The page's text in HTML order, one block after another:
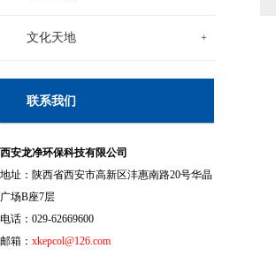
文化天地 +
联系我们
西安龙净环保科技有限公司
地址：陕西省西安市高新区沣惠南路20号华晶
广场B座7层
电话：029-62669600
邮箱： xkepcol@126.com